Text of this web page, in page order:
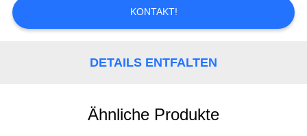
REFERENZENKONTAKT!
DETAILS ENTFALTEN
Ähnliche Produkte